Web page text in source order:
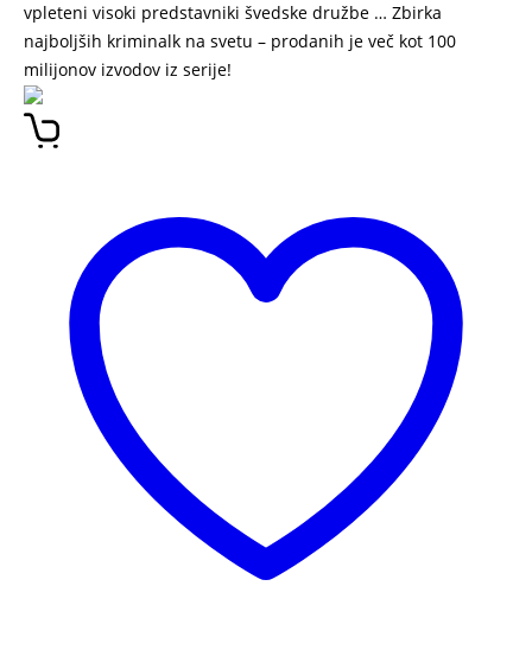
vpleteni visoki predstavniki švedske družbe … Zbirka
najboljših kriminalk na svetu – prodanih je več kot 100
milijonov izvodov iz serije!